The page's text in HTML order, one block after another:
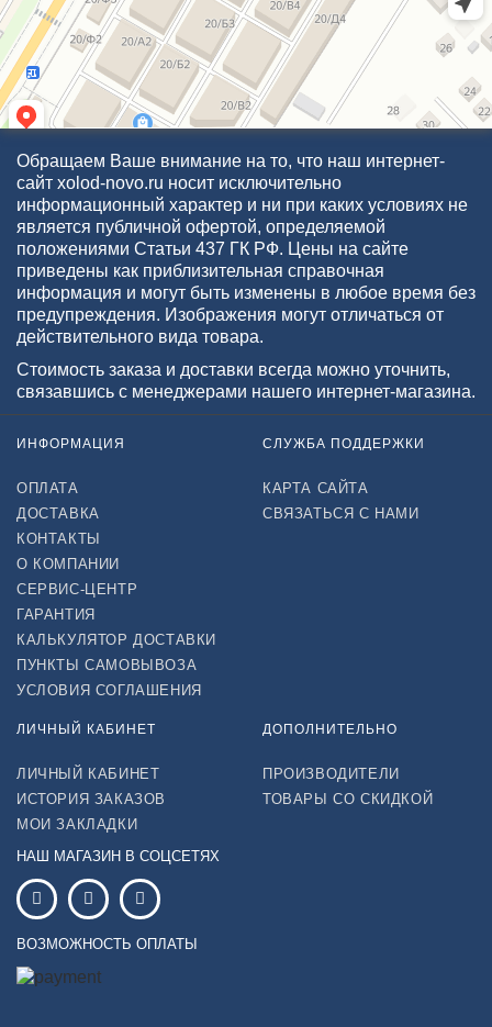
Обращаем Ваше внимание на то, что наш интернет-
сайт xolod-novo.ru носит исключительно
информационный характер и ни при каких условиях не
является публичной офертой, определяемой
положениями Статьи 437 ГК РФ. Цены на сайте
приведены как приблизительная справочная
информация и могут быть изменены в любое время без
предупреждения. Изображения могут отличаться от
действительного вида товара.
Стоимость заказа и доставки всегда можно уточнить,
связавшись с менеджерами нашего интернет-магазина.
ИНФОРМАЦИЯ
ОПЛАТА
ДОСТАВКА
КОНТАКТЫ
О КОМПАНИИ
СЕРВИС-ЦЕНТР
ГАРАНТИЯ
КАЛЬКУЛЯТОР ДОСТАВКИ
ПУНКТЫ САМОВЫВОЗА
УСЛОВИЯ СОГЛАШЕНИЯ
СЛУЖБА ПОДДЕРЖКИ
КАРТА САЙТА
СВЯЗАТЬСЯ С НАМИ
ЛИЧНЫЙ КАБИНЕТ
ЛИЧНЫЙ КАБИНЕТ
ИСТОРИЯ ЗАКАЗОВ
МОИ ЗАКЛАДКИ
ДОПОЛНИТЕЛЬНО
ПРОИЗВОДИТЕЛИ
ТОВАРЫ СО СКИДКОЙ
НАШ МАГАЗИН В СОЦСЕТЯХ
ВОЗМОЖНОСТЬ ОПЛАТЫ